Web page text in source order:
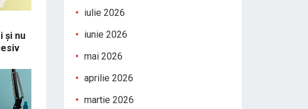
și nu
iulie 2026
iunie 2026
mai 2026
aprilie 2026
martie 2026